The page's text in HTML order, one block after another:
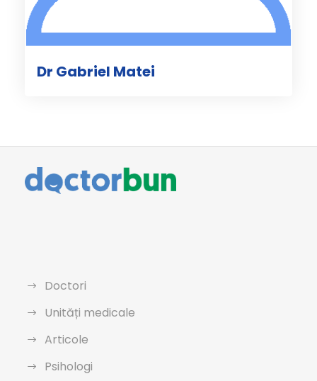
Dr Gabriel Matei
Doctori
Unități medicale
Articole
Psihologi